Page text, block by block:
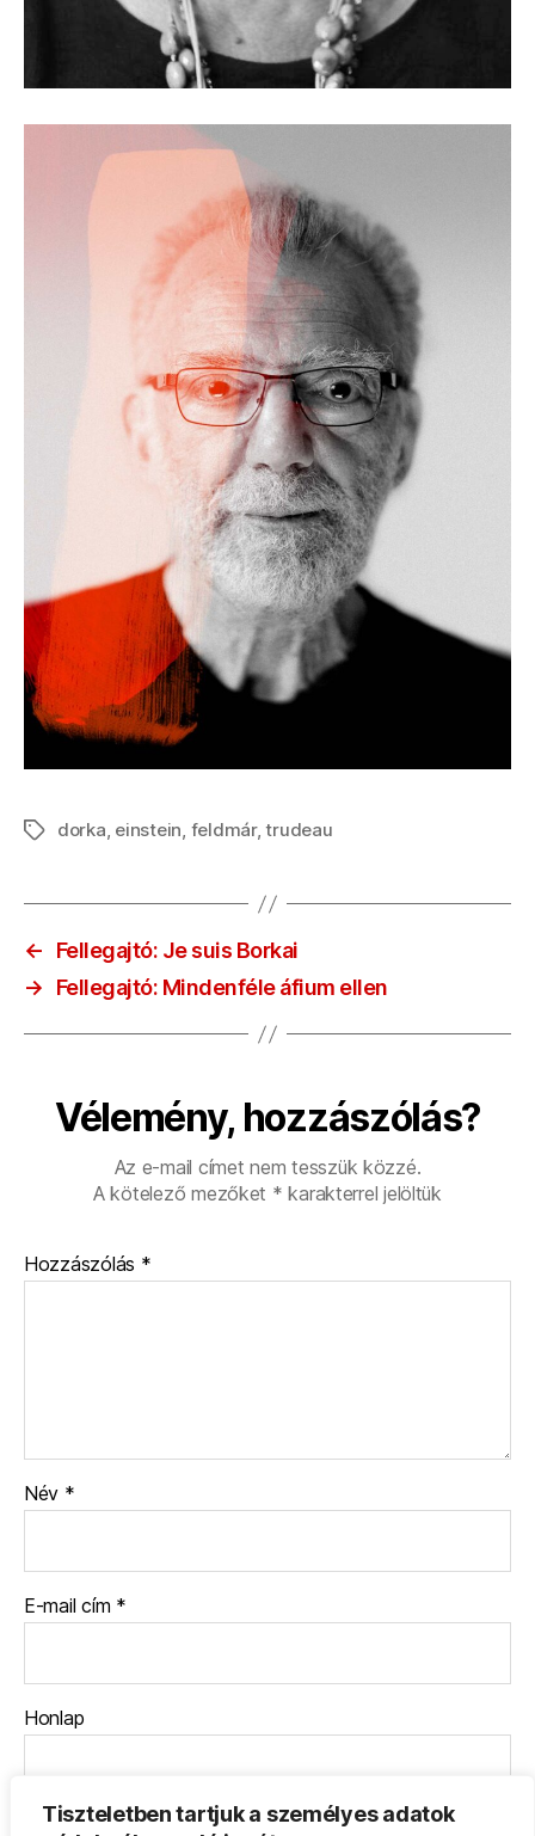
Tiszteletben tartjuk a személyes adatok
Címkék
dorka, einstein, feldmár,trudeau
←
Fellegajtó: Je suis Borkai
→
Fellegajtó: Mindenféle áfium ellen
Vélemény, hozzászólás?
Az e-mail címet nem tesszük közzé.
A kötelező mezőket * karakterrel jelöltük
Hozzászólás *
Név *
E-mail cím *
Honlap